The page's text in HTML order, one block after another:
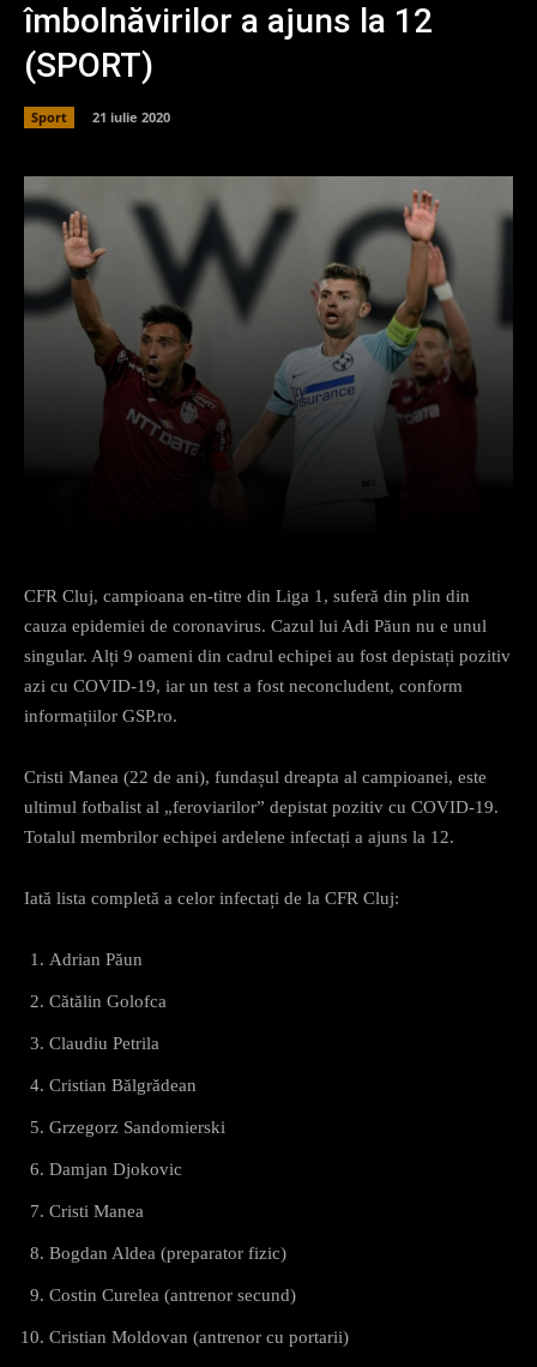
îmbolnăvirilor a ajuns la 12
(SPORT)
Sport 21 iulie 2020
CFR Cluj, campioana en-titre din Liga 1, suferă din plin din
cauza epidemiei de coronavirus. Cazul lui Adi Păun nu e unul
singular. Alți 9 oameni din cadrul echipei au fost depistați pozitiv
azi cu COVID-19, iar un test a fost neconcludent, conform
informațiilor GSP.ro.
Cristi Manea (22 de ani), fundașul dreapta al campioanei, este
ultimul fotbalist al „feroviarilor” depistat pozitiv cu COVID-19.
Totalul membrilor echipei ardelene infectați a ajuns la 12.
Iată lista completă a celor infectați de la CFR Cluj:
Adrian Păun
Cătălin Golofca
Claudiu Petrila
Cristian Bălgrădean
Grzegorz Sandomierski
Damjan Djokovic
Cristi Manea
Bogdan Aldea (preparator fizic)
Costin Curelea (antrenor secund)
Cristian Moldovan (antrenor cu portarii)